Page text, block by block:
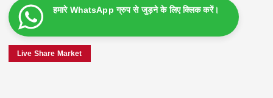
हमारे WhatsApp ग्रुप से जुड़ने के लिए क्लिक करें।
Live Share Market